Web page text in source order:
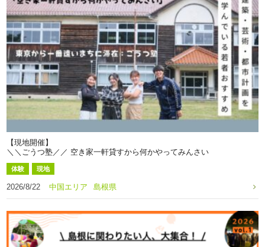
【現地開催】
＼＼ごうつ塾／／ 空き家一軒貸すから何かやってみんさい
体験 現地
2026/8/22 中国エリア 島根県